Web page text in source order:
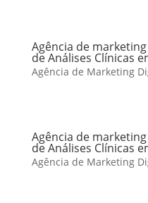
Agência de
de Análises Clínicas
Agência de Marketing
Agência de
de Análises Clínicas
Agência de Marketing